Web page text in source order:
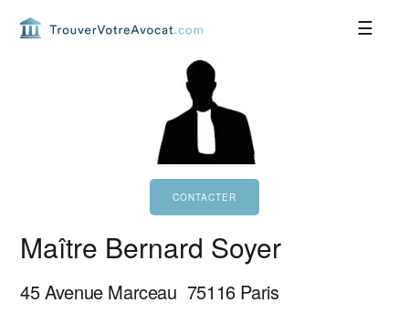
Maître Bernard Soyer
45 Avenue Marceau 75116 Paris